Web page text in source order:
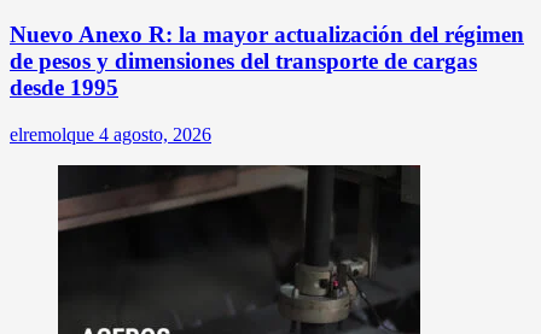
Nuevo Anexo R: la mayor actualización del régimen
de pesos y dimensiones del transporte de cargas
desde 1995
elremolque 4 agosto, 2026